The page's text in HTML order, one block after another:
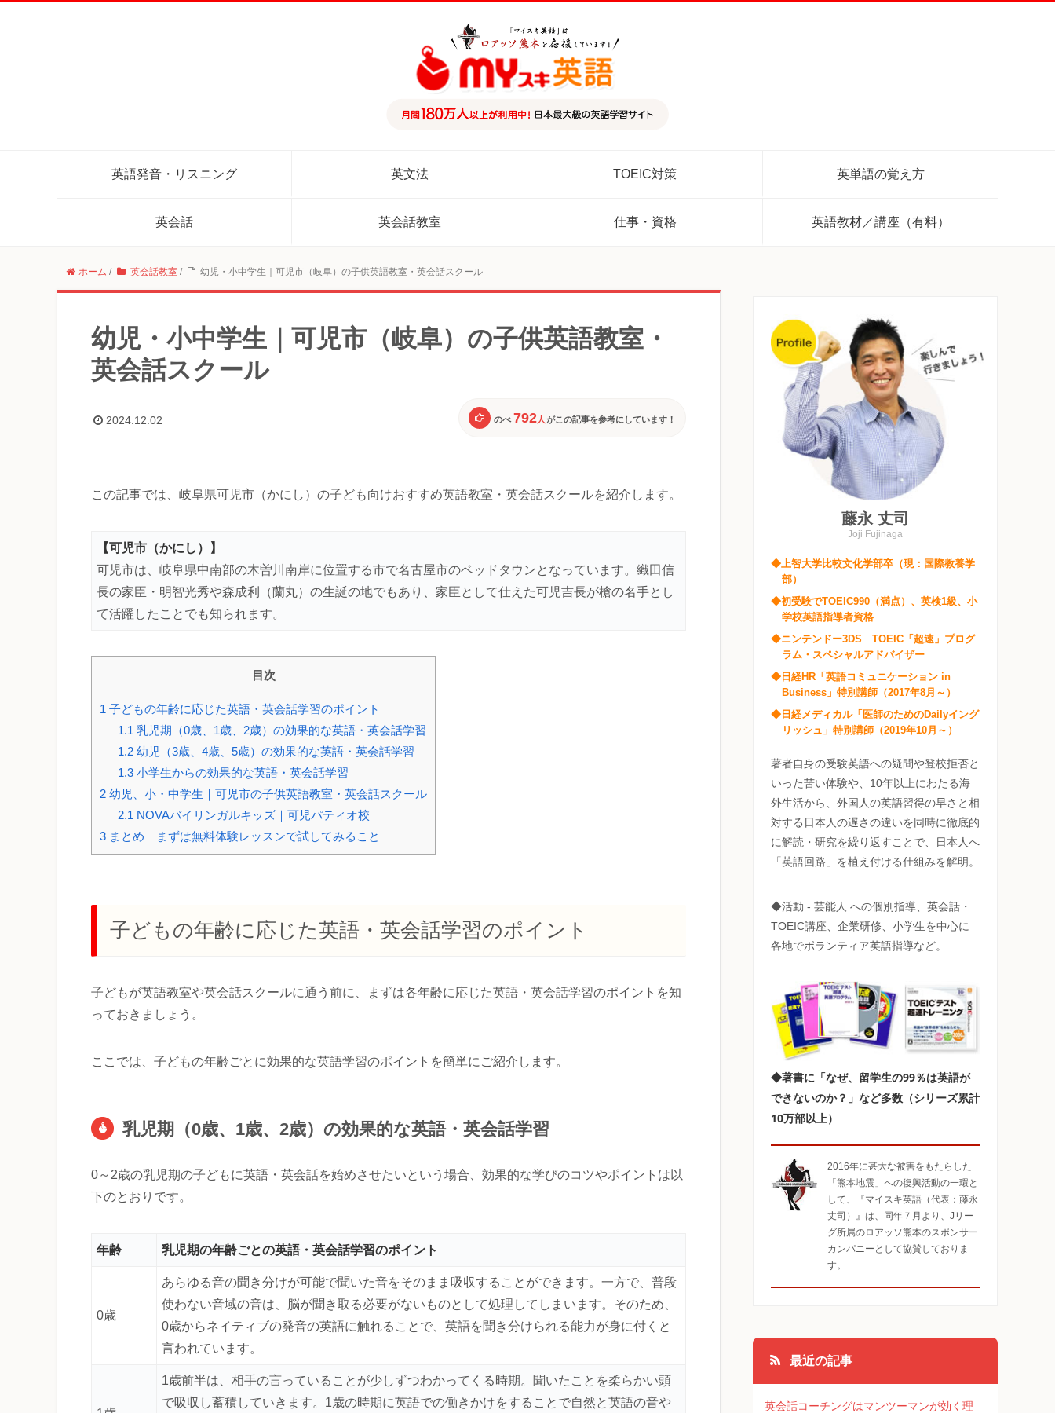
英語発音・リスニング 英文法 TOEIC対策 英単語の覚え方
英会話 英会話教室 仕事・資格 英語教材／講座（有料）
ホーム / 英会話教室 / 幼児・小中学生｜可児市（岐阜）の子供英語教室・英会話スクール
幼児・小中学生｜可児市（岐阜）の子供英語教室・
英会話スクール
2024.12.02 のべ 792人 がこの記事を参考にしています！
この記事では、岐阜県可児市（かにし）の子ども向けおすすめ英語教室・英会話スクールを紹介します。
【可児市（かにし）】
可児市は、岐阜県中南部の木曽川南岸に位置する市で名古屋市のベッドタウンとなっています。織田信
長の家臣・明智光秀や森成利（蘭丸）の生誕の地でもあり、家臣として仕えた可児吉長が槍の名手とし
て活躍したことでも知られます。
目次
1 子どもの年齢に応じた英語・英会話学習のポイント
1.1 乳児期（0歳、1歳、2歳）の効果的な英語・英会話学習
1.2幼児（3歳、4歳、5歳）の効果的な英語・英会話学習
1.3小学生からの効果的な英語・英会話学習
2 幼児、小・中学生｜可児市の子供英語教室・英会話スクール
2.1 NOVAバイリンガルキッズ｜可児パティオ校
3 まとめ まずは無料体験レッスンで試してみること
子どもの年齢に応じた英語・英会話学習のポイント
子どもが英語教室や英会話スクールに通う前に、まずは各年齢に応じた英語・英会話学習のポイントを知
っておきましょう。
ここでは、子どもの年齢ごとに効果的な英語学習のポイントを簡単にご紹介します。
乳児期（0歳、1歳、2歳）の効果的な英語・英会話学習
0～2歳の乳児期の子どもに英語・英会話を始めさせたいという場合、効果的な学びのコツやポイントは以
下のとおりです。
年齢 乳児期の年齢ごとの英語・英会話学習のポイント
0歳
あらゆる音の聞き分けが可能で聞いた音をそのまま吸収することができます。一方で、普段
使わない音域の音は、脳が聞き取る必要がないものとして処理してしまいます。そのため、
0歳からネイティブの発音の英語に触れることで、英語を聞き分けられる能力が身に付くと
言われています。
1歳前半は、相手の言っていることが少しずつわかってくる時期。聞いたことを柔らかい頭
で吸収し蓄積していきます。1歳の時期に英語での働きかけをすることで自然と英語の音や
藤永 丈司
Joji Fujinaga
◆上智大学比較文化学部卒（現：国際教養学
部）
◆初受験でTOEIC990（満点）、英検1級、小
学校英語指導者資格
◆ニンテンドー3DS TOEIC「超速」プログ
ラム・スペシャルアドバイザー
◆日経HR「英語コミュニケーション in
Business」特別講師（2017年8月～）
◆日経メディカル「医師のためのDailyイング
リッシュ」特別講師（2019年10月～）
著者自身の受験英語への疑問や登校拒否と
いった苦い体験や、10年以上にわたる海
外生活から、外国人の英語習得の早さと相
対する日本人の遅さの違いを同時に徹底的
に解読・研究を繰り返すことで、日本人へ
「英語回路」を植え付ける仕組みを解明。
◆活動 - 芸能人 への個別指導、英会話・
TOEIC講座、企業研修、小学生を中心に
各地でボランティア英語指導など。
◆著書に「なぜ、留学生の99％は英語が
できないのか？」など多数（シリーズ累計
10万部以上）
2016年に甚大な被害をもたらした
「熊本地震」への復興活動の一環と
して、『マイスキ英語（代表：藤永
丈司）』は、同年７月より、Jリー
グ所属のロアッソ熊本のスポンサー
カンパニーとして協賛しておりま
す。
最近の記事
英会話コーチングはマンツーマンが効く理